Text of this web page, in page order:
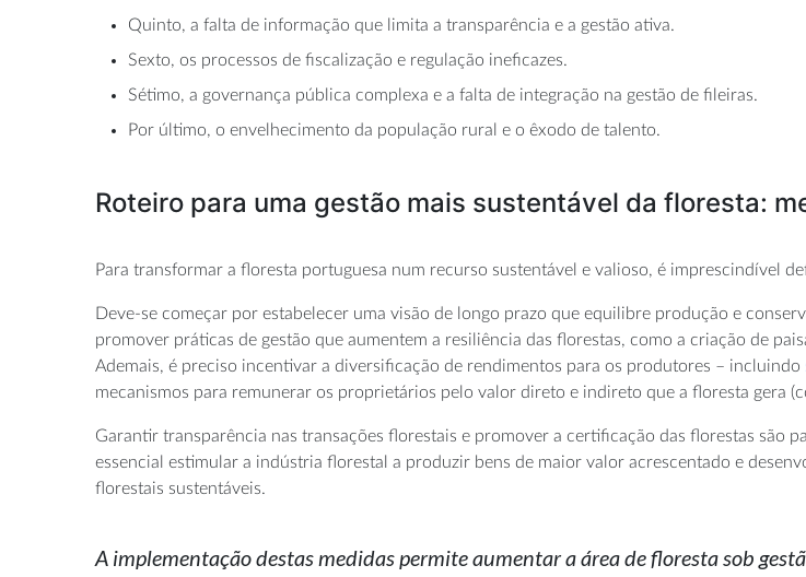
Quinto, a falta de informação que limita a transparência e a gestão ativa.
Sexto, os processos de fiscalização e regulação ineficazes.
Sétimo, a governança pública complexa e a falta de integração na gestão de fileiras.
Por último, o envelhecimento da população rural e o êxodo de talento.
Roteiro para uma gestão mais sustentável da floresta:
Para transformar a floresta portuguesa num recurso sustentável e valioso, é imprescindível
Deve-se começar por estabelecer uma visão de longo prazo que equilibre produção e
promover práticas de gestão que aumentem a resiliência das florestas, como a criação de
Ademais, é preciso incentivar a diversificação de rendimentos para os produtores – incluindo
mecanismos para remunerar os proprietários pelo valor direto e indireto que a floresta gera
Garantir transparência nas transações florestais e promover a certificação das florestas são
essencial estimular a indústria florestal a produzir bens de maior valor acrescentado e
florestais sustentáveis.
A implementação destas medidas permite aumentar a área de floresta sob